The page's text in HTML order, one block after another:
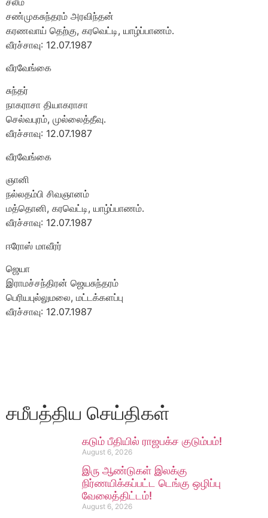
சண்முகசுந்தரம் அரவிந்தன்
கரணவாய் தெற்கு, கரவெட்டி, யாழ்ப்பாணம்.
வீரச்சாவு: 12.07.1987
வீரவேங்கை
சுந்தர்
நாகராசா தியாகராசா
செல்வபுரம், முல்லைத்தீவு.
வீரச்சாவு: 12.07.1987
வீரவேங்கை
ஞானி
நல்லதம்பி சிவஞானம்
மத்தொனி, கரவெட்டி, யாழ்ப்பாணம்.
வீரச்சாவு: 12.07.1987
ஈரோஸ் மாவீரர்
ஜெயா
இராமச்சந்திரன் ஜெயசுந்தரம்
பெரியபுல்லுமலை, மட்டக்களப்பு
வீரச்சாவு: 12.07.1987
சமீபத்திய செய்திகள்
கடும் பீதியில் ராஜபக்ச குடும்பம்!
August 6, 2026
இரு ஆண்டுகள் இலக்கு
நிர்ணயிக்கப்பட்ட டெங்கு ஒழிப்பு
வேலைத்திட்டம்!
August 6, 2026